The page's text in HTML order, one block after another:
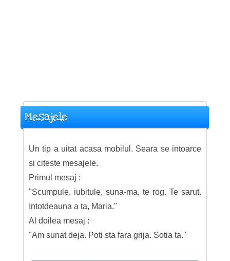
Mesajele
Un tip a uitat acasa mobilul. Seara se intoarce
si citeste mesajele.
Primul mesaj :
"Scumpule, iubitule, suna-ma, te rog. Te sarut.
Intotdeauna a ta, Maria."
Al doilea mesaj :
"Am sunat deja. Poti sta fara grija. Sotia ta."